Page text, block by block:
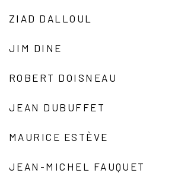
ZIAD DALLOUL
JIM DINE
ROBERT DOISNEAU
JEAN DUBUFFET
MAURICE ESTÈVE
JEAN-MICHEL FAUQUET